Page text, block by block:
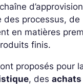
des processus, de
en matières
finis.
proposés pour
, des achats